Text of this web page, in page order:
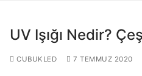
UV Işığı Nedir?
CUBUKLED 7 TEMMUZ 2020